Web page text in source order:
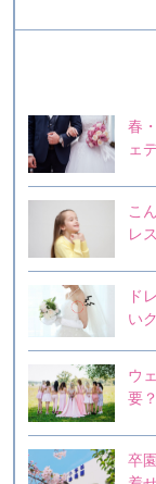
春
ェ
こ
レ
ド
い
ウ
要？
卒